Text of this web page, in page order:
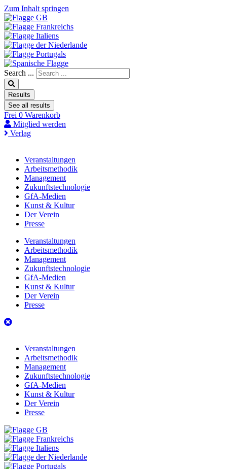
Zum Inhalt springen
Search ...
Results
See all results
Frei 0 Warenkorb
Mitglied werden
Verlag
Veranstaltungen
Arbeitsmethodik
Management
Zukunftstechnologie
GfA-Medien
Kunst & Kultur
Der Verein
Presse
Veranstaltungen
Arbeitsmethodik
Management
Zukunftstechnologie
GfA-Medien
Kunst & Kultur
Der Verein
Presse
Veranstaltungen
Arbeitsmethodik
Management
Zukunftstechnologie
GfA-Medien
Kunst & Kultur
Der Verein
Presse